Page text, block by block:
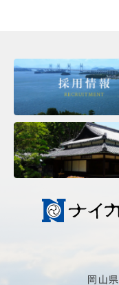
岡山県